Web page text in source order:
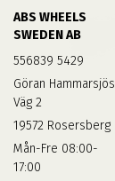
ABS WHEELS
SWEDEN AB
556839 5429
Göran Hammarsjös
Väg 2
19572 Rosersberg
Mån-Fre 08:00-
17:00